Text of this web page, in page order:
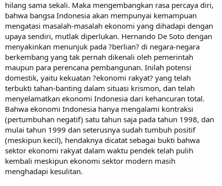
hilang sama sekali. Maka mengembangkan rasa percaya diri,
bahwa bangsa Indonesia akan mempunyai kemampuan
mengatasi masalah-masalah ekonomi yang dihadapi dengan
upaya sendiri, mutlak diperlukan. Hernando De Soto dengan
menyakinkan menunjuk pada ?berlian? di negara-negara
berkembang yang tak pernah dikenali oleh pemerintah
maupun para perencana pembangunan. Inilah potensi
domestik, yaitu kekuatan ?ekonomi rakyat? yang telah
terbukti tahan-banting dalam situasi krismon, dan telah
menyelamatkan ekonomi Indonesia dari kehancuran total.
Bahwa ekonomi Indonesia hanya mengalami kontraksi
(pertumbuhan negatif) satu tahun saja pada tahun 1998, dan
mulai tahun 1999 dan seterusnya sudah tumbuh positif
(meskipun kecil), hendaknya dicatat sebagai bukti bahwa
sektor ekonomi rakyat dalam waktu pendek telah pulih
kembali meskipun ekonomi sektor modern masih
menghadapi kesulitan.